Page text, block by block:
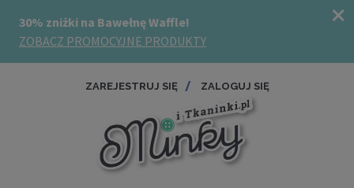
ZAREJESTRUJ SIĘ ZALOGUJ SIĘ